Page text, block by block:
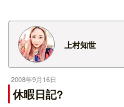
上村知世
2008年9月16日
休暇日記?